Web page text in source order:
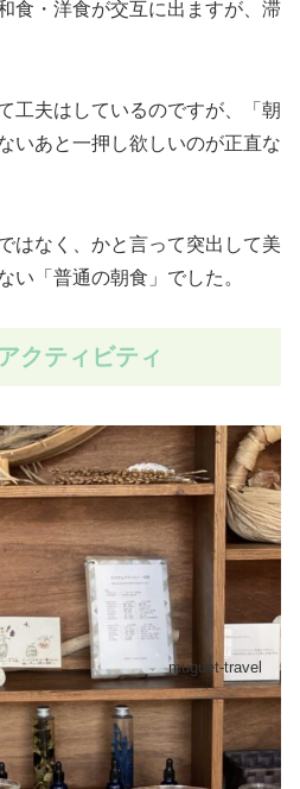
食・洋食が交互に出ますが、滞
工夫はしているのですが、「朝
いあと一押し欲しいのが正直な
はなく、かと言って突出して美
い「普通の朝食」でした。
クティビティ
muguet-travel